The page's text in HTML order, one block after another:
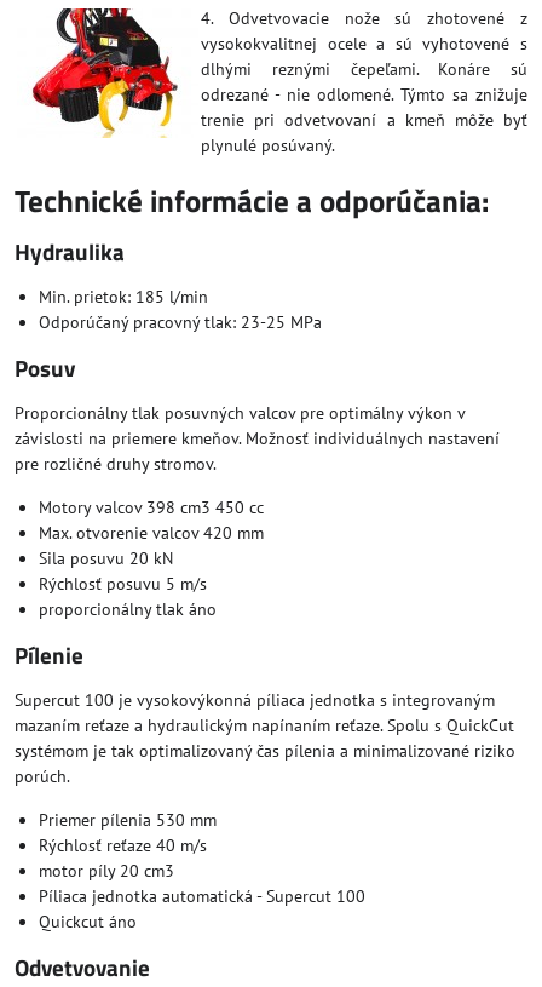
4. Odvetvovacie nože sú zhotovené z
vysokokvalitnej ocele a sú vyhotovené s
dlhými reznými čepeľami. Konáre sú
odrezané - nie odlomené. Týmto sa znižuje
trenie pri odvetvovaní a kmeň môže byť
plynulé posúvaný.
Technické informácie a odporúčania:
Hydraulika
Min. prietok: 185 l/min
Odporúčaný pracovný tlak: 23-25 MPa
Posuv
Proporcionálny tlak posuvných valcov pre optimálny výkon v
závislosti na priemere kmeňov. Možnosť individuálnych nastavení
pre rozličné druhy stromov.
Motory valcov 398 cm3 450 cc
Max. otvorenie valcov 420 mm
Sila posuvu 20 kN
Rýchlosť posuvu 5 m/s
proporcionálny tlak áno
Pílenie
Supercut 100 je vysokovýkonná píliaca jednotka s integrovaným
mazaním reťaze a hydraulickým napínaním reťaze. Spolu s QuickCut
systémom je tak optimalizovaný čas pílenia a minimalizované riziko
porúch.
Priemer pílenia 530 mm
Rýchlosť reťaze 40 m/s
motor píly 20 cm3
Píliaca jednotka automatická - Supercut 100
Quickcut áno
Odvetvovanie